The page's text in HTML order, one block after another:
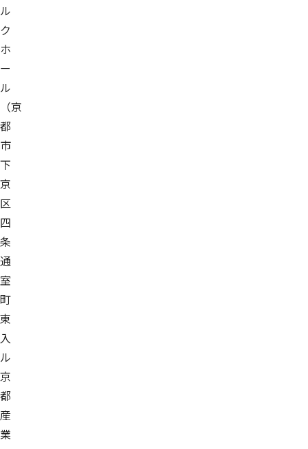
ル
ク
ホ
ー
ル
（京
都
市
下
京
区
四
条
通
室
町
東
入
ル
京
都
産
業